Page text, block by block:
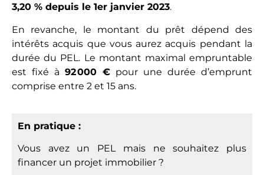
3,20 % depuis le 1er janvier 2023.
En revanche, le montant du prêt dépend des
intérêts acquis que vous aurez acquis pendant la
durée du PEL. Le montant maximal empruntable
est fixé à 92 000 € pour une durée d’emprunt
comprise entre 2 et 15 ans.
En pratique :
Vous avez un PEL mais ne souhaitez plus
financer un projet immobilier ?